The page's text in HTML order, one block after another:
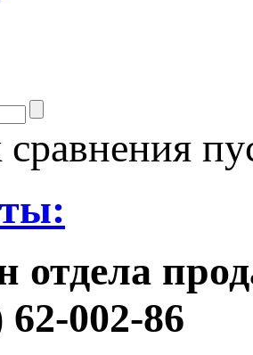
отдела
62-002-86